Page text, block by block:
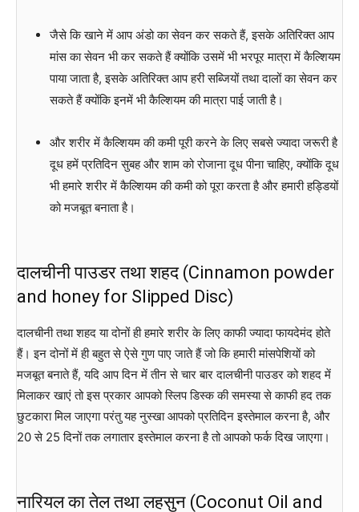
जैसे कि खाने में आप अंडो का सेवन कर सकते हैं, इसके अतिरिक्त आप
मांस का सेवन भी कर सकते हैं क्योंकि उसमें भी भरपूर मात्रा में कैल्शियम
पाया जाता है, इसके अतिरिक्त आप हरी सब्जियों तथा दालों का सेवन कर
सकते हैं क्योंकि इनमें भी कैल्शियम की मात्रा पाई जाती है।
और शरीर में कैल्शियम की कमी पूरी करने के लिए सबसे ज्यादा जरूरी है
दूध हमें प्रतिदिन सुबह और शाम को रोजाना दूध पीना चाहिए, क्योंकि दूध
भी हमारे शरीर में कैल्शियम की कमी को पूरा करता है और हमारी हड्डियों
को मजबूत बनाता है।
दालचीनी पाउडर तथा शहद (Cinnamon powder
and honey for Slipped Disc)
दालचीनी तथा शहद या दोनों ही हमारे शरीर के लिए काफी ज्यादा फायदेमंद होते
हैं। इन दोनों में ही बहुत से ऐसे गुण पाए जाते हैं जो कि हमारी मांसपेशियों को
मजबूत बनाते हैं, यदि आप दिन में तीन से चार बार दालचीनी पाउडर को शहद में
मिलाकर खाएं तो इस प्रकार आपको स्लिप डिस्क की समस्या से काफी हद तक
छुटकारा मिल जाएगा परंतु यह नुस्खा आपको प्रतिदिन इस्तेमाल करना है, और
20 से 25 दिनों तक लगातार इस्तेमाल करना है तो आपको फर्क दिख जाएगा।
नारियल का तेल तथा लहसुन (Coconut Oil and